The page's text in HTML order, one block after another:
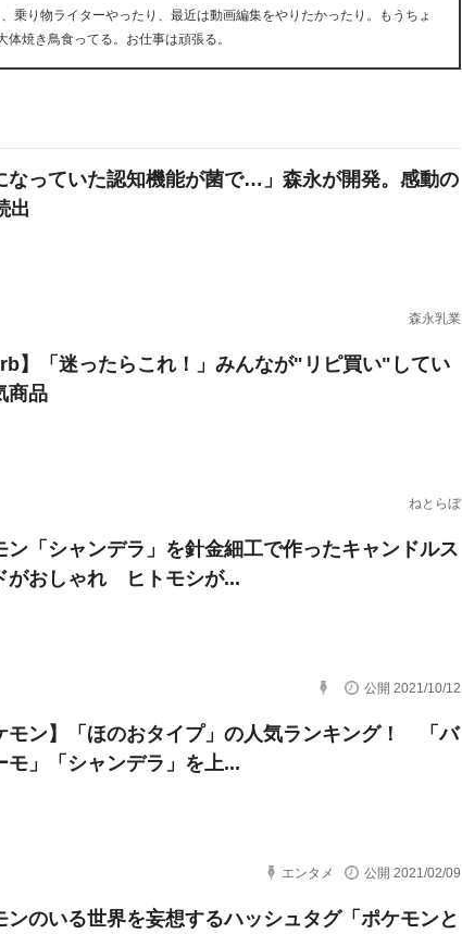
乗り物ライターやったり、最近は動画編集をやりたかったり。もうちょ
焼き鳥食ってる。お仕事は頑張る。
なっていた認知機能が菌で…」森永が開発。感動の
出
森永乳業
】「迷ったらこれ！」みんなが"リピ買い"してい
商品
ねとらぼ
ン「シャンデラ」を針金細工で作ったキャンドルス
がおしゃれ ヒトモシが...
公開 2021/10/12
モン】「ほのおタイプ」の人気ランキング！ 「バ
モ」「シャンデラ」を上...
エンタメ 公開 2021/02/09
ンのいる世界を妄想するハッシュタグ「ポケモンと